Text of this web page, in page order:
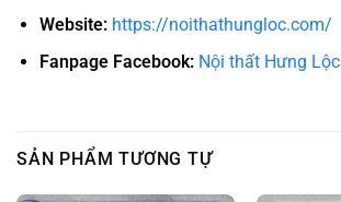
Website: https://noithathungloc.com/
Fanpage Facebook: Nội thất Hưng Lộc
SẢN PHẨM TƯƠNG TỰ